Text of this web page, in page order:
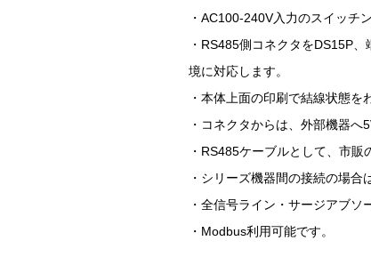
・AC100-240V入力のスイッチ
・RS485側コネクタをDS15P
境に対応します。
・本体上面の印刷で結線状態を
・コネクタからは、外部機器へ
・RS485ケーブルとして、市
・シリーズ機器間の接続の場
・全信号ライン・サージアブ
・Modbus利用可能です。